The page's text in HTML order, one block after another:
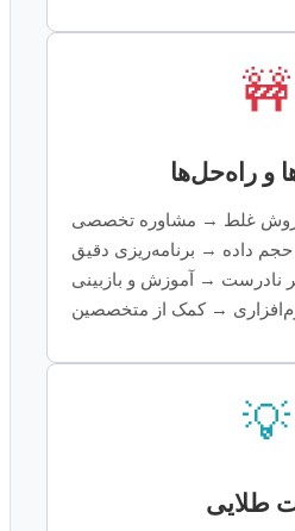
🚧
و راه‌حل‌ها
روش غلط → مشاوره تخصصی
داده → برنامه‌ریزی دقیق
نادرست → آموزش و بازبینی
→ کمک از متخصصین
💡
طلایی